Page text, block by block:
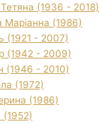
(1936 - 2018)
Маріанна (1986)
(1921 - 2007)
(1942 - 2009)
(1946 - 2010)
(1972)
(1986)
(1952)